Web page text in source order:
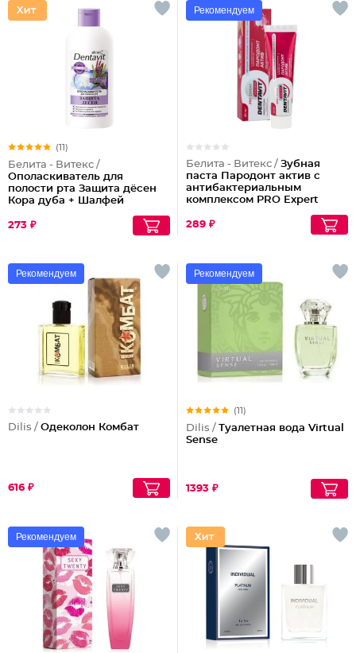
(11)
Белита - Витекс /
Ополаскиватель для
полости рта Защита дёсен
Кора дуба + Шалфей
273 ₽
Рекомендуем
Белита - Витекс / Зубная
паста Пародонт актив с
антибактериальным
комплексом PRO Expert
289 ₽
Рекомендуем
Dilis / Одеколон Комбат
616 ₽
Рекомендуем
(11)
Dilis / Туалетная вода Virtual
Sense
1393 ₽
Рекомендуем